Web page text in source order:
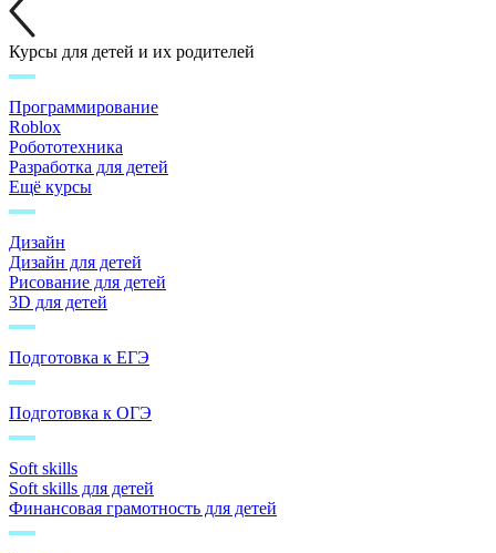
Курсы для детей и их родителей
Программирование
Roblox
Робототехника
Разработка для детей
Ещё курсы
Дизайн
Дизайн для детей
Рисование для детей
3D для детей
Подготовка к ЕГЭ
Подготовка к ОГЭ
Soft skills
Soft skills для детей
Финансовая грамотность для детей